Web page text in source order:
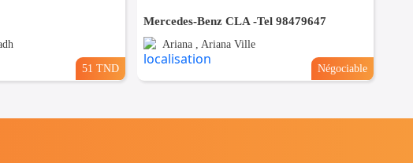
51 TND
Mercedes-Benz CLA -Tel 98479647
Ariana , Ariana Ville
Négociable